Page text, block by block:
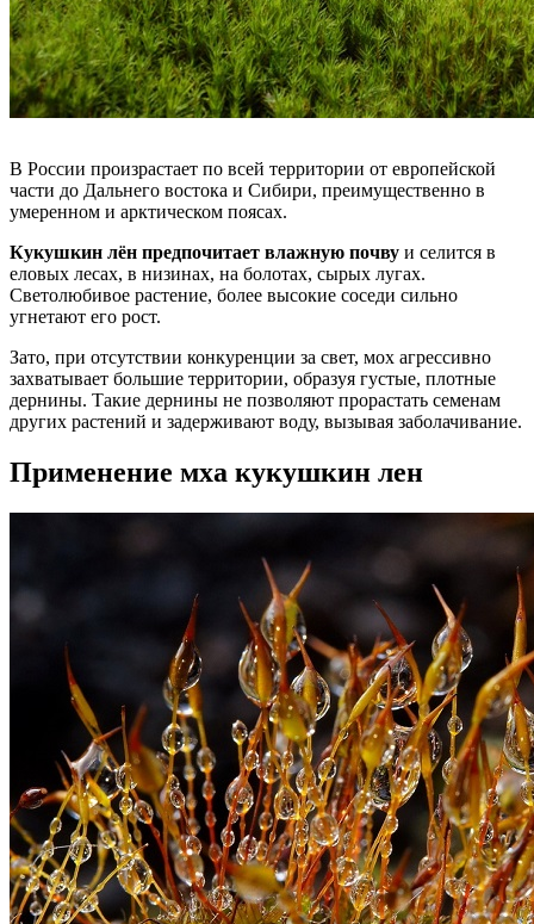
В России произрастает по всей территории от европейской
части до Дальнего востока и Сибири, преимущественно в
умеренном и арктическом поясах.
Кукушкин лён предпочитает влажную почву и селится в
еловых лесах, в низинах, на болотах, сырых лугах.
Светолюбивое растение, более высокие соседи сильно
угнетают его рост.
Зато, при отсутствии конкуренции за свет, мох агрессивно
захватывает большие территории, образуя густые, плотные
дернины. Такие дернины не позволяют прорастать семенам
других растений и задерживают воду, вызывая заболачивание.
Применение мха кукушкин лен